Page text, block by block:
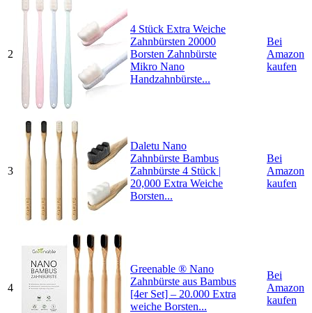
2
4 Stück Extra Weiche
Zahnbürsten 20000
Borsten Zahnbürste
Mikro Nano
Handzahnbürste...
Bei
Amazon
kaufen
3
Daletu Nano
Zahnbürste Bambus
Zahnbürste 4 Stück |
20,000 Extra Weiche
Borsten...
Bei
Amazon
kaufen
4
Greenable ® Nano
Zahnbürste aus Bambus
[4er Set] – 20.000 Extra
weiche Borsten...
Bei
Amazon
kaufen